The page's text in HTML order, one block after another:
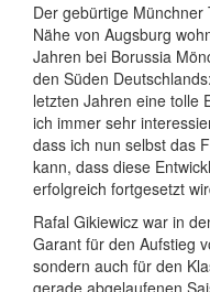
Der gebürtige
Nähe von Augsburg
Jahren bei Borussia
den Süden
letzten Jahren eine tolle
ich immer sehr
dass ich nun selbst das
kann, dass diese
erfolgreich fortgesetzt
Rafal Gikiewicz war in
Garant für den Aufstieg
sondern auch für den
gerade abgelaufenen